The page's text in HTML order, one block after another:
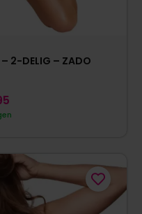
– 2-DELIG – ZADO